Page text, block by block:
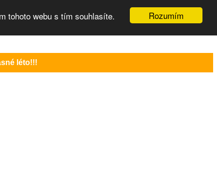
Rozumím
tohoto webu s tím souhlasíte.
léto!!!